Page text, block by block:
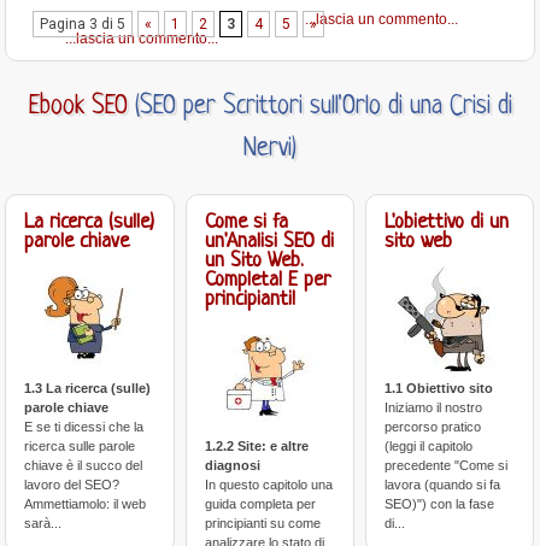
...lascia un commento...
...lascia un commento...
Pagina 3 di 5 « 1 2 3 4 5 »
Ebook SEO(SEO per Scrittori sull'Orlo di una Crisi di
Nervi)
La ricerca (sulle)
parole chiave
1.3 La ricerca (sulle)
parole chiave
E se ti dicessi che la
ricerca sulle parole
chiave è il succo del
lavoro del SEO?
Ammettiamolo: il web
sarà...
Come si fa
un'Analisi SEO di
un Sito Web.
Completa! E per
principianti!
1.2.2 Site: e altre
diagnosi
In questo capitolo una
guida completa per
principianti su come
analizzare lo stato di
L'obiettivo di un
sito web
1.1 Obiettivo sito
Iniziamo il nostro
percorso pratico
(leggi il capitolo
precedente "Come si
lavora (quando si fa
SEO)") con la fase
di...